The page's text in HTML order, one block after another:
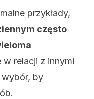
przykłady,
często
relacji z innymi
by